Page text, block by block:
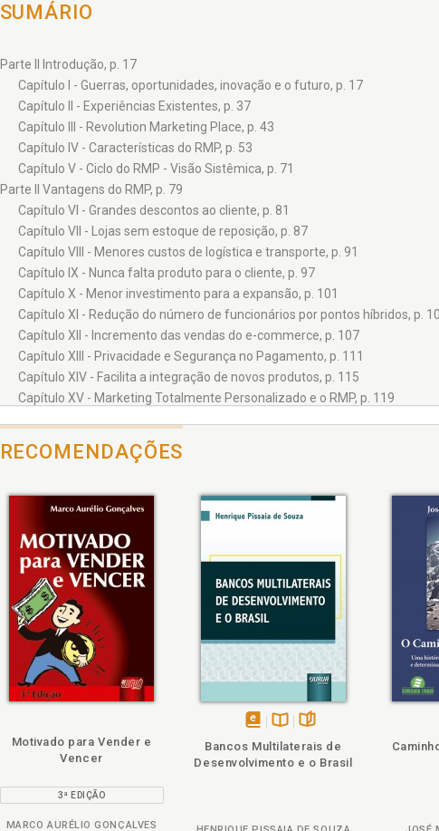
SUMÁRIO
Parte II Introdução, p. 17
Capítulo I - Guerras, oportunidades, inovação e o futuro, p. 17
Capítulo II - Experiências Existentes, p. 37
Capítulo III - Revolution Marketing Place, p. 43
Capítulo IV - Características do RMP, p. 53
Capítulo V - Ciclo do RMP - Visão Sistêmica, p. 71
Parte II Vantagens do RMP, p. 79
Capítulo VI - Grandes descontos ao cliente, p. 81
Capítulo VII - Lojas sem estoque de reposição, p. 87
Capítulo VIII - Menores custos de logística e transporte, p. 91
Capítulo IX - Nunca falta produto para o cliente, p. 97
Capítulo X - Menor investimento para a expansão, p. 101
Capítulo XI - Redução do número de funcionários por pontos híbridos, p.
Capítulo XII - Incremento das vendas do e-commerce, p. 107
Capítulo XIII - Privacidade e Segurança no Pagamento, p. 111
Capítulo XIV - Facilita a integração de novos produtos, p. 115
Capítulo XV - Marketing Totalmente Personalizado e o RMP, p. 119
Capítulo XVI - Etapas para implantação do RMP, p. 147
Parte IV Idéias para o RMP, p. 155
Capítulo XVIII - Recessão: todos estaremos lá um dia, p. 163
Capítulo XIX - RMP para a indústria: uma alternativa à falta de espaço no
Capítulo XX - RMP e Novos Segmentos de Consumo - Baixa Renda, p. 177
Capítulo XXI - A morte da Web tal qual a conhecemos, p. 183
Capítulo XXII - B2B e o RMP, p. 195
Capítulo XXIII - As Empresas e o Marketing Social, p. 201
Referências, p. 211
RECOMENDAÇÕES
Motivado para Vender e
Vencer
3ª EDIÇÃO
MARCO AURÉLIO GONÇALVES
em
na
Bancos Multilaterais de
Desenvolvimento e o Brasil
Veja o